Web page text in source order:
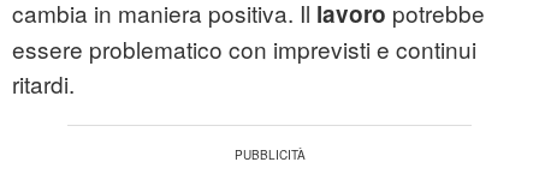
cambia in maniera positiva. Il lavoro potrebbe
essere problematico con imprevisti e continui
ritardi.